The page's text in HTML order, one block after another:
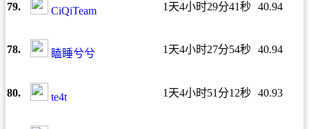
79. CiQiTeam 1天4小时29分41秒 40.94
78. 瞌睡兮兮 1天4小时27分54秒 40.94
80. te4t 1天4小时51分12秒 40.93